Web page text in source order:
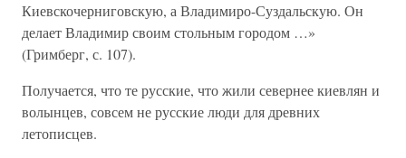
Киевскочерниговскую, а Владимиро-Суздальскую. Он
делает Владимир своим стольным городом …»
(Гримберг, с. 107).
Получается, что те русские, что жили севернее киевлян и
волынцев, совсем не русские люди для древних
летописцев.